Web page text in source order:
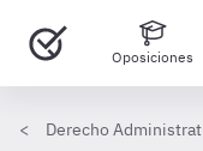
Oposiciones
Derecho